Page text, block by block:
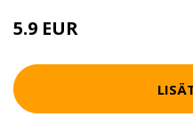
5.9 EUR